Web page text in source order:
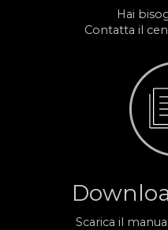
Hai
Contatta il
Scarica il